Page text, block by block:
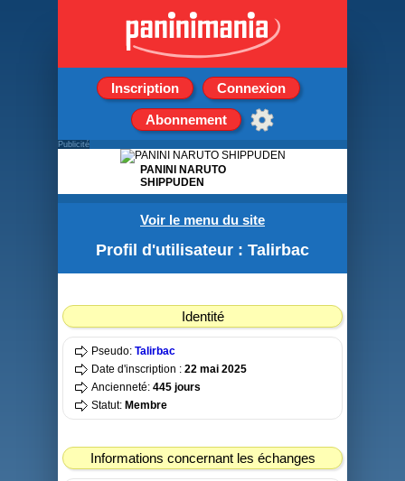
Inscription Connexion
Abonnement
Voir le menu du site
Profil d'utilisateur : Talirbac
Identité
Pseudo: Talirbac
Date d'inscription : 22 mai 2025
Ancienneté: 445 jours
Statut: Membre
Informations concernant les échanges
Publicité
PANINI NARUTO
SHIPPUDEN
de 4 stickers + 1 carte